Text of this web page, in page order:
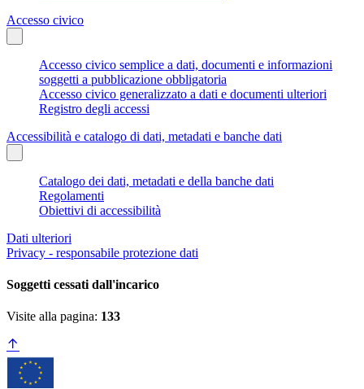
Accesso civico
Accesso civico semplice a dati, documenti e informazioni
soggetti a pubblicazione obbligatoria
Accesso civico generalizzato a dati e documenti ulteriori
Registro degli accessi
Accessibilità e catalogo di dati, metadati e banche dati
Catalogo dei dati, metadati e della banche dati
Regolamenti
Obiettivi di accessibilità
Dati ulteriori
Privacy - responsabile protezione dati
Soggetti cessati dall'incarico
Visite alla pagina: 133